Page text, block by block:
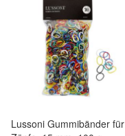
Lussoni Gummibänder für